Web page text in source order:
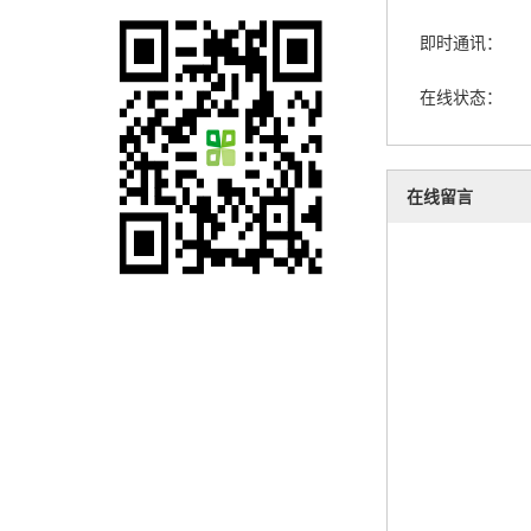
即时通讯：
在线状态：
在线留言